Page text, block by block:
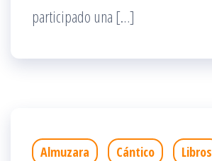
participado una […]
Almuzara Cántico
Libros